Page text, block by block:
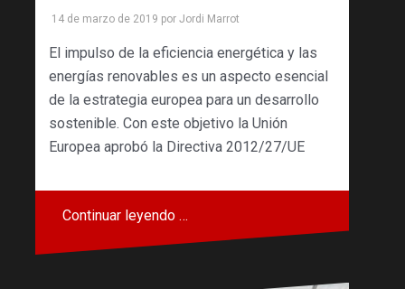
14 de marzo de 2019 por Jordi Marrot
El impulso de la eficiencia energética y las
energías renovables es un aspecto esencial
de la estrategia europea para un desarrollo
sostenible. Con este objetivo la Unión
Europea aprobó la Directiva 2012/27/UE
Continuar leyendo …